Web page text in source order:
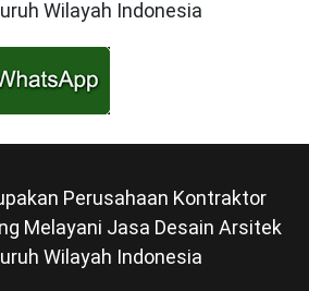
Wilayah Indonesia
Perusahaan Kontraktor
Melayani Jasa Desain Arsitek
Wilayah Indonesia